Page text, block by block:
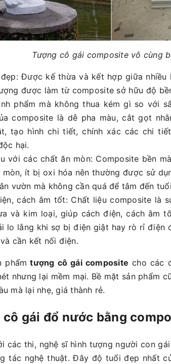
Tượng cô gái composite vô cùng
đẹp: Được kế thừa và kết hợp giữa nhiều
được làm từ composite sở hữu độ
phẩm mà không thua kém gì so với
composite là dễ pha màu, cắt gọt
tạo hình chi tiết, chính xác các chi
hại.
với các chất ăn mòn: Composite bền
mòn, ít bị oxi hóa nên thường được sử
vườn mà không cần quá để tâm đến
cách âm tốt: Chất liệu composite là
và kim loại, giúp cách điện, cách âm
lo lắng khi sợ bị điện giật hay rò rỉ điện
cần kết nối điện.
phẩm tượng cô gái composite cho các
nhưng lại mềm mại. Bề mặt sản phẩm
mà lại nhẹ, giá thành rẻ.
cô gái đổ nước bằng
các thi, nghệ sĩ hình tượng người con
tác nghệ thuật. Đây độ tuổi đẹp nhất